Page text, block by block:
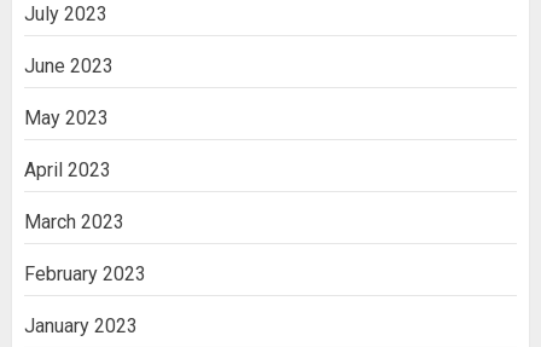
July 2023
June 2023
May 2023
April 2023
March 2023
February 2023
January 2023